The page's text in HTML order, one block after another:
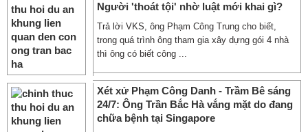
Người 'thoát tội' nhờ luật mới khai gì?
Trả lời VKS, ông Phạm Công Trung cho biết,
trong quá trình ông tham gia xây dựng gói 4 nhà
thì ông có biết công ...
Xét xử Phạm Công Danh - Trầm Bê sáng
24/7: Ông Trần Bắc Hà vắng mặt do đang
chữa bệnh tại Singapore